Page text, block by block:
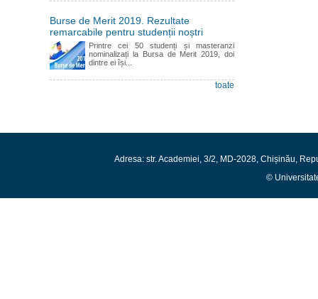
Burse de Merit 2019. Rezultate
remarcabile pentru studenții noștri
Printre cei 50 studenți și masteranzi
nominalizați la Bursa de Merit 2019, doi
dintre ei își...
toate
Adresa: str. Academiei, 3/2, MD-2028, Chișinău,
©